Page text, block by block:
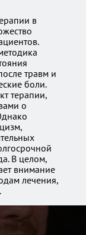
в
травм и
боли.
терапии,
о
В целом,
внимание
лечения,